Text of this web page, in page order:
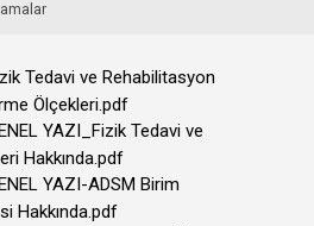
Tedavi ve Rehabilitasyon
Ölçekleri.pdf
YAZI_Fizik Tedavi ve
Hakkında.pdf
YAZI-ADSM Birim
Hakkında.pdf